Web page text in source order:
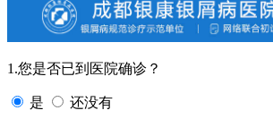
1.您是否已到医院确诊？
是 还没有